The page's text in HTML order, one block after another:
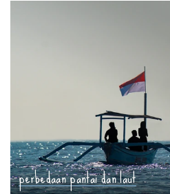
perbedaan pantai dan laut